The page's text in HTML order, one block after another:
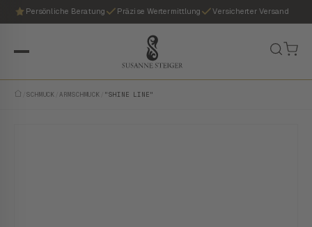
Persönliche Beratung Präzise Wertermittlung Versicherter Versand
SCHMUCK /ARMSCHMUCK "SHINE LINE"